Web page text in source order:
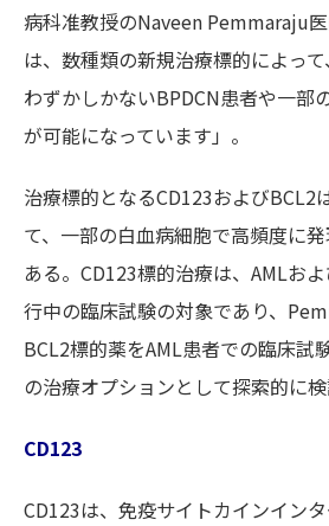
病科准教授のNaveen Pemmaraju
は、数種類の新規治療標的によっ
わずかしかないBPDCN患者や一部
が可能になっています」。
治療標的となるCD123およびBCL2
て、一部の白血病細胞で高頻度に
ある。CD123標的治療は、AMLお
行中の臨床試験の対象であり、
BCL2標的薬をAML患者での臨床試
の治療オプションとして探索的に検
CD123
CD123は、免疫サイトカインイン